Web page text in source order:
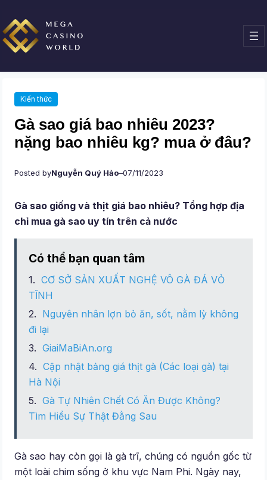
đến
phần
nội
dung
Kiến thức
Gà sao giá bao nhiêu 2023?
nặng bao nhiêu kg? mua ở đâu?
Posted byNguyễn Quý Hảo–07/11/2023
Gà sao giống và thịt giá bao nhiêu? Tổng hợp địa
chỉ mua gà sao uy tín trên cả nước
Có thể bạn quan tâm
CƠ SỞ SẢN XUẤT NGHỆ VÔ GÀ ĐÁ VỎ
TĨNH
Nguyên nhân lợn bỏ ăn, sốt, nằm lỳ không
đi lại
GiaiMaBiAn.org
Cập nhật bảng giá thịt gà (Các loại gà) tại
Hà Nội
Gà Tự Nhiên Chết Có Ăn Được Không?
Tìm Hiểu Sự Thật Đằng Sau
Gà sao hay còn gọi là gà trĩ, chúng có nguồn gốc từ
một loài chim sống ở khu vực Nam Phi. Ngày nay,